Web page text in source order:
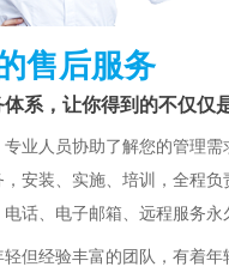
售后服务
系，让你得到的不仅仅
业人员协助了解您的管理需
安装、实施、培训，全程负
话、电子邮箱、远程服务永
但经验丰富的团队，有着